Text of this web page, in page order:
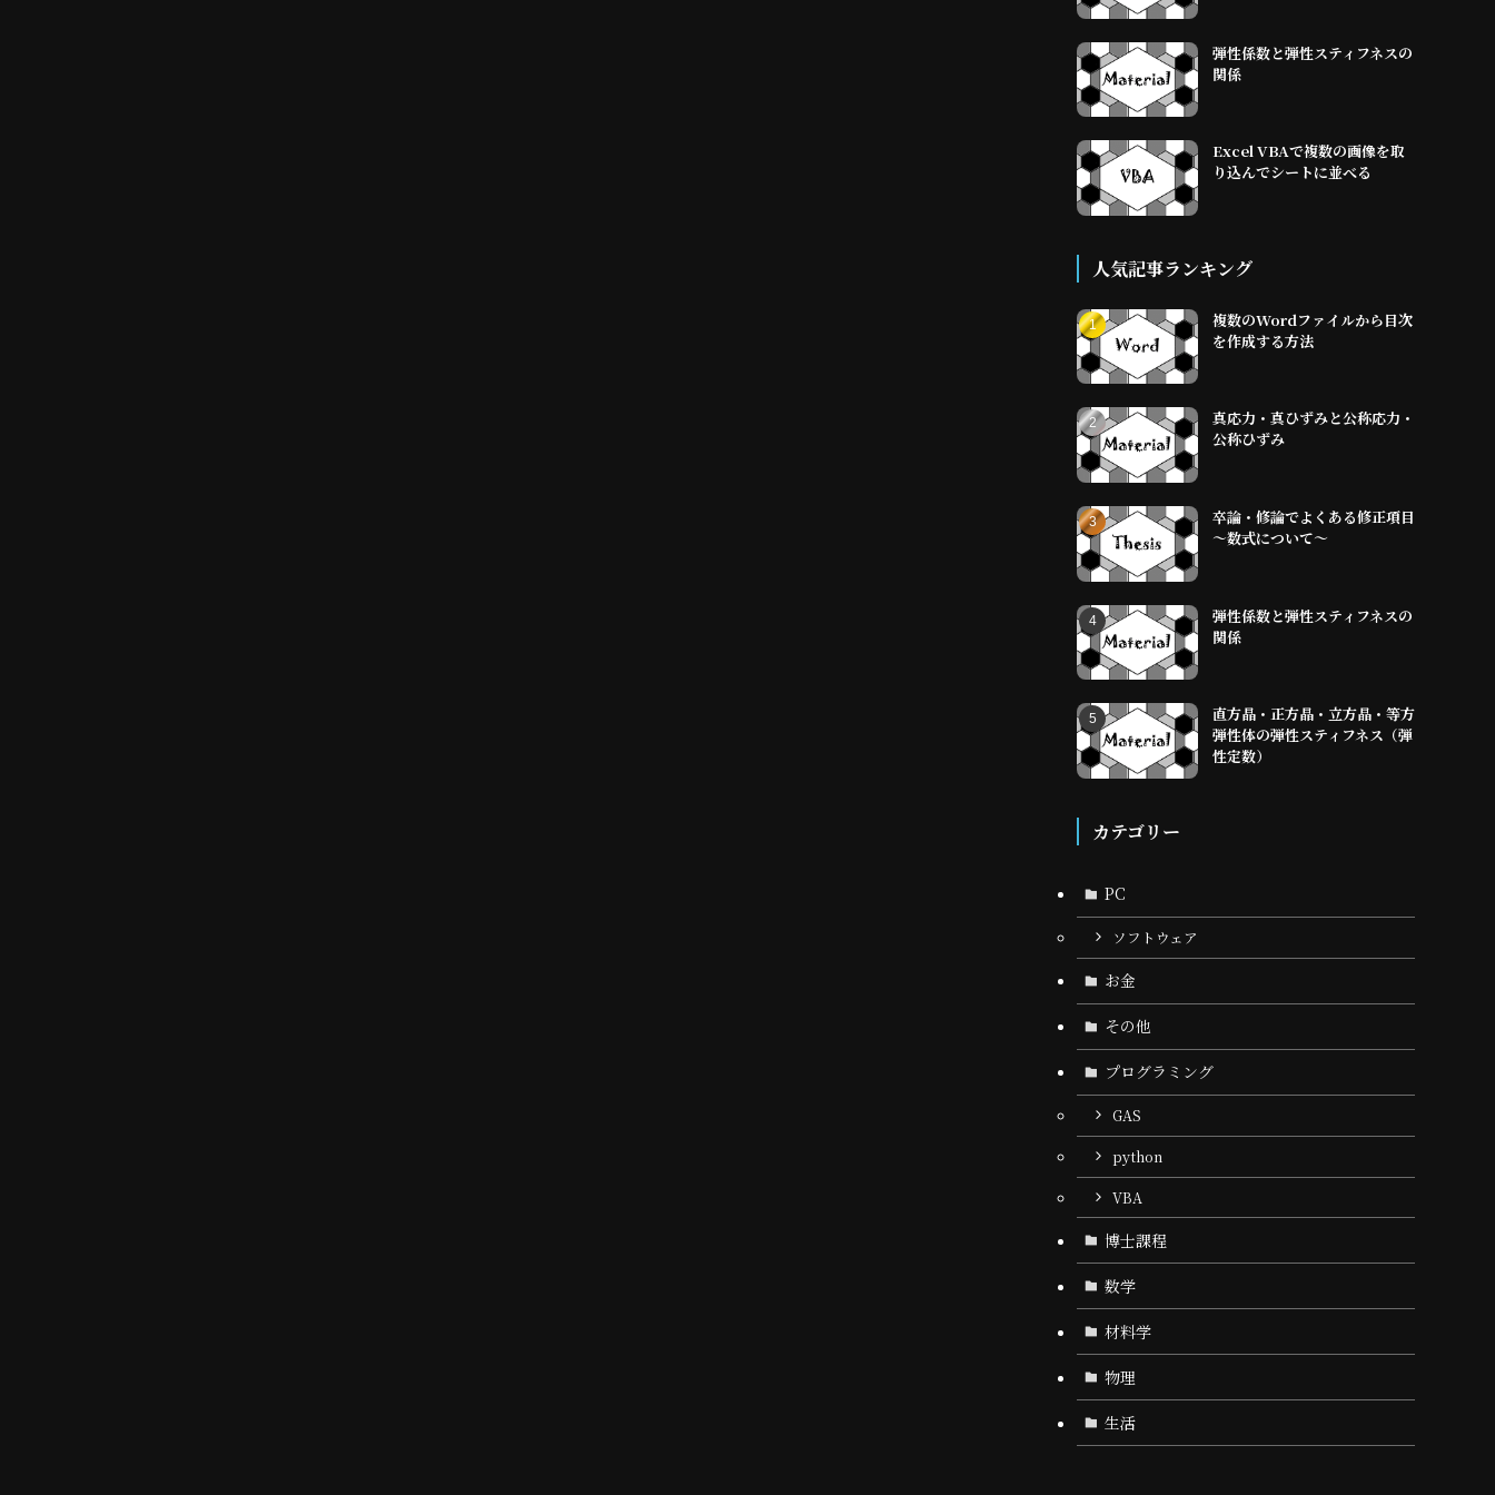
弾性係数と弾性スティフネスの
関係
Excel VBAで複数の画像を取
り込んでシートに並べる
人気記事ランキング
複数のWordファイルから目次
を作成する方法
真応力・真ひずみと公称応力・
公称ひずみ
卒論・修論でよくある修正項目
～数式について～
弾性係数と弾性スティフネスの
関係
直方晶・正方晶・立方晶・等方
弾性体の弾性スティフネス（弾
性定数）
カテゴリー
PC
ソフトウェア
お金
その他
プログラミング
GAS
python
VBA
博士課程
数学
材料学
物理
生活